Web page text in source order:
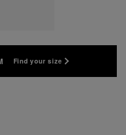
Find your size